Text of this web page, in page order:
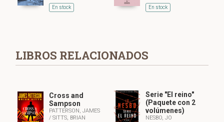
En stock En stock
LIBROS RELACIONADOS
Cross and
Sampson
PATTERSON, JAMES
/SITTS, BRIAN
Serie "El reino"
(Paquete con 2
volúmenes)
NESBO, JO